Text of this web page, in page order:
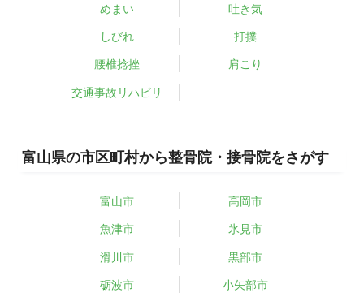
めまい 吐き気
しびれ 打撲
腰椎捻挫 肩こり
交通事故リハビリ
富山県の市区町村から整骨院・接骨院をさがす
富山市 高岡市
魚津市 氷見市
滑川市 黒部市
砺波市 小矢部市